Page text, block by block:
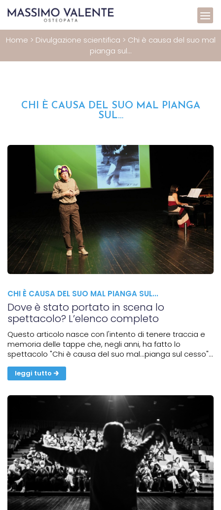
Home > Divulgazione scientifica > Chi è causa del suo mal
pianga sul...
CHI È CAUSA DEL SUO MAL PIANGA
SUL…
Dove è stato portato in scena lo
spettacolo? L’elenco completo
CHI È CAUSA DEL SUO MAL PIANGA SUL...
Questo articolo nasce con l'intento di tenere traccia e
memoria delle tappe che, negli anni, ha fatto lo
spettacolo "Chi è causa del suo mal...pianga sul cesso".
La salute è sempre un tema, come direbbe qualcuno,
evergreen; riguarda tutti indistintamente e uno degli...
leggi tutto